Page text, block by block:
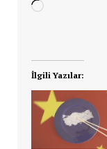
Yükleniyor...
İlgili Yazılar: